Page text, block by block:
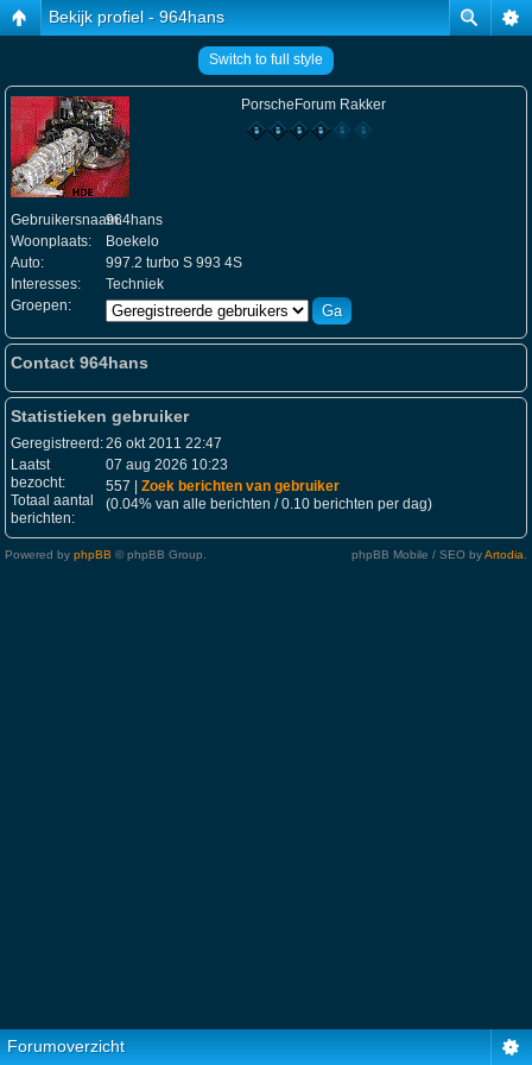
Bekijk profiel - 964hans
Switch to full style
PorscheForum Rakker
Gebruikersnaam:964hans
Woonplaats:
Boekelo
Auto:
997.2 turbo S 993 4S
Interesses:
Techniek
Groepen:
Contact 964hans
Statistieken gebruiker
Geregistreerd:26 okt 2011 22:47
Laatst
bezocht:
07 aug 2026 10:23
Totaal aantal
berichten:
557 | Zoek berichten van gebruiker
(0.04% van alle berichten / 0.10 berichten per dag)
Powered by phpBB © phpBB Group. phpBB Mobile / SEO byArtodia
Forumoverzicht